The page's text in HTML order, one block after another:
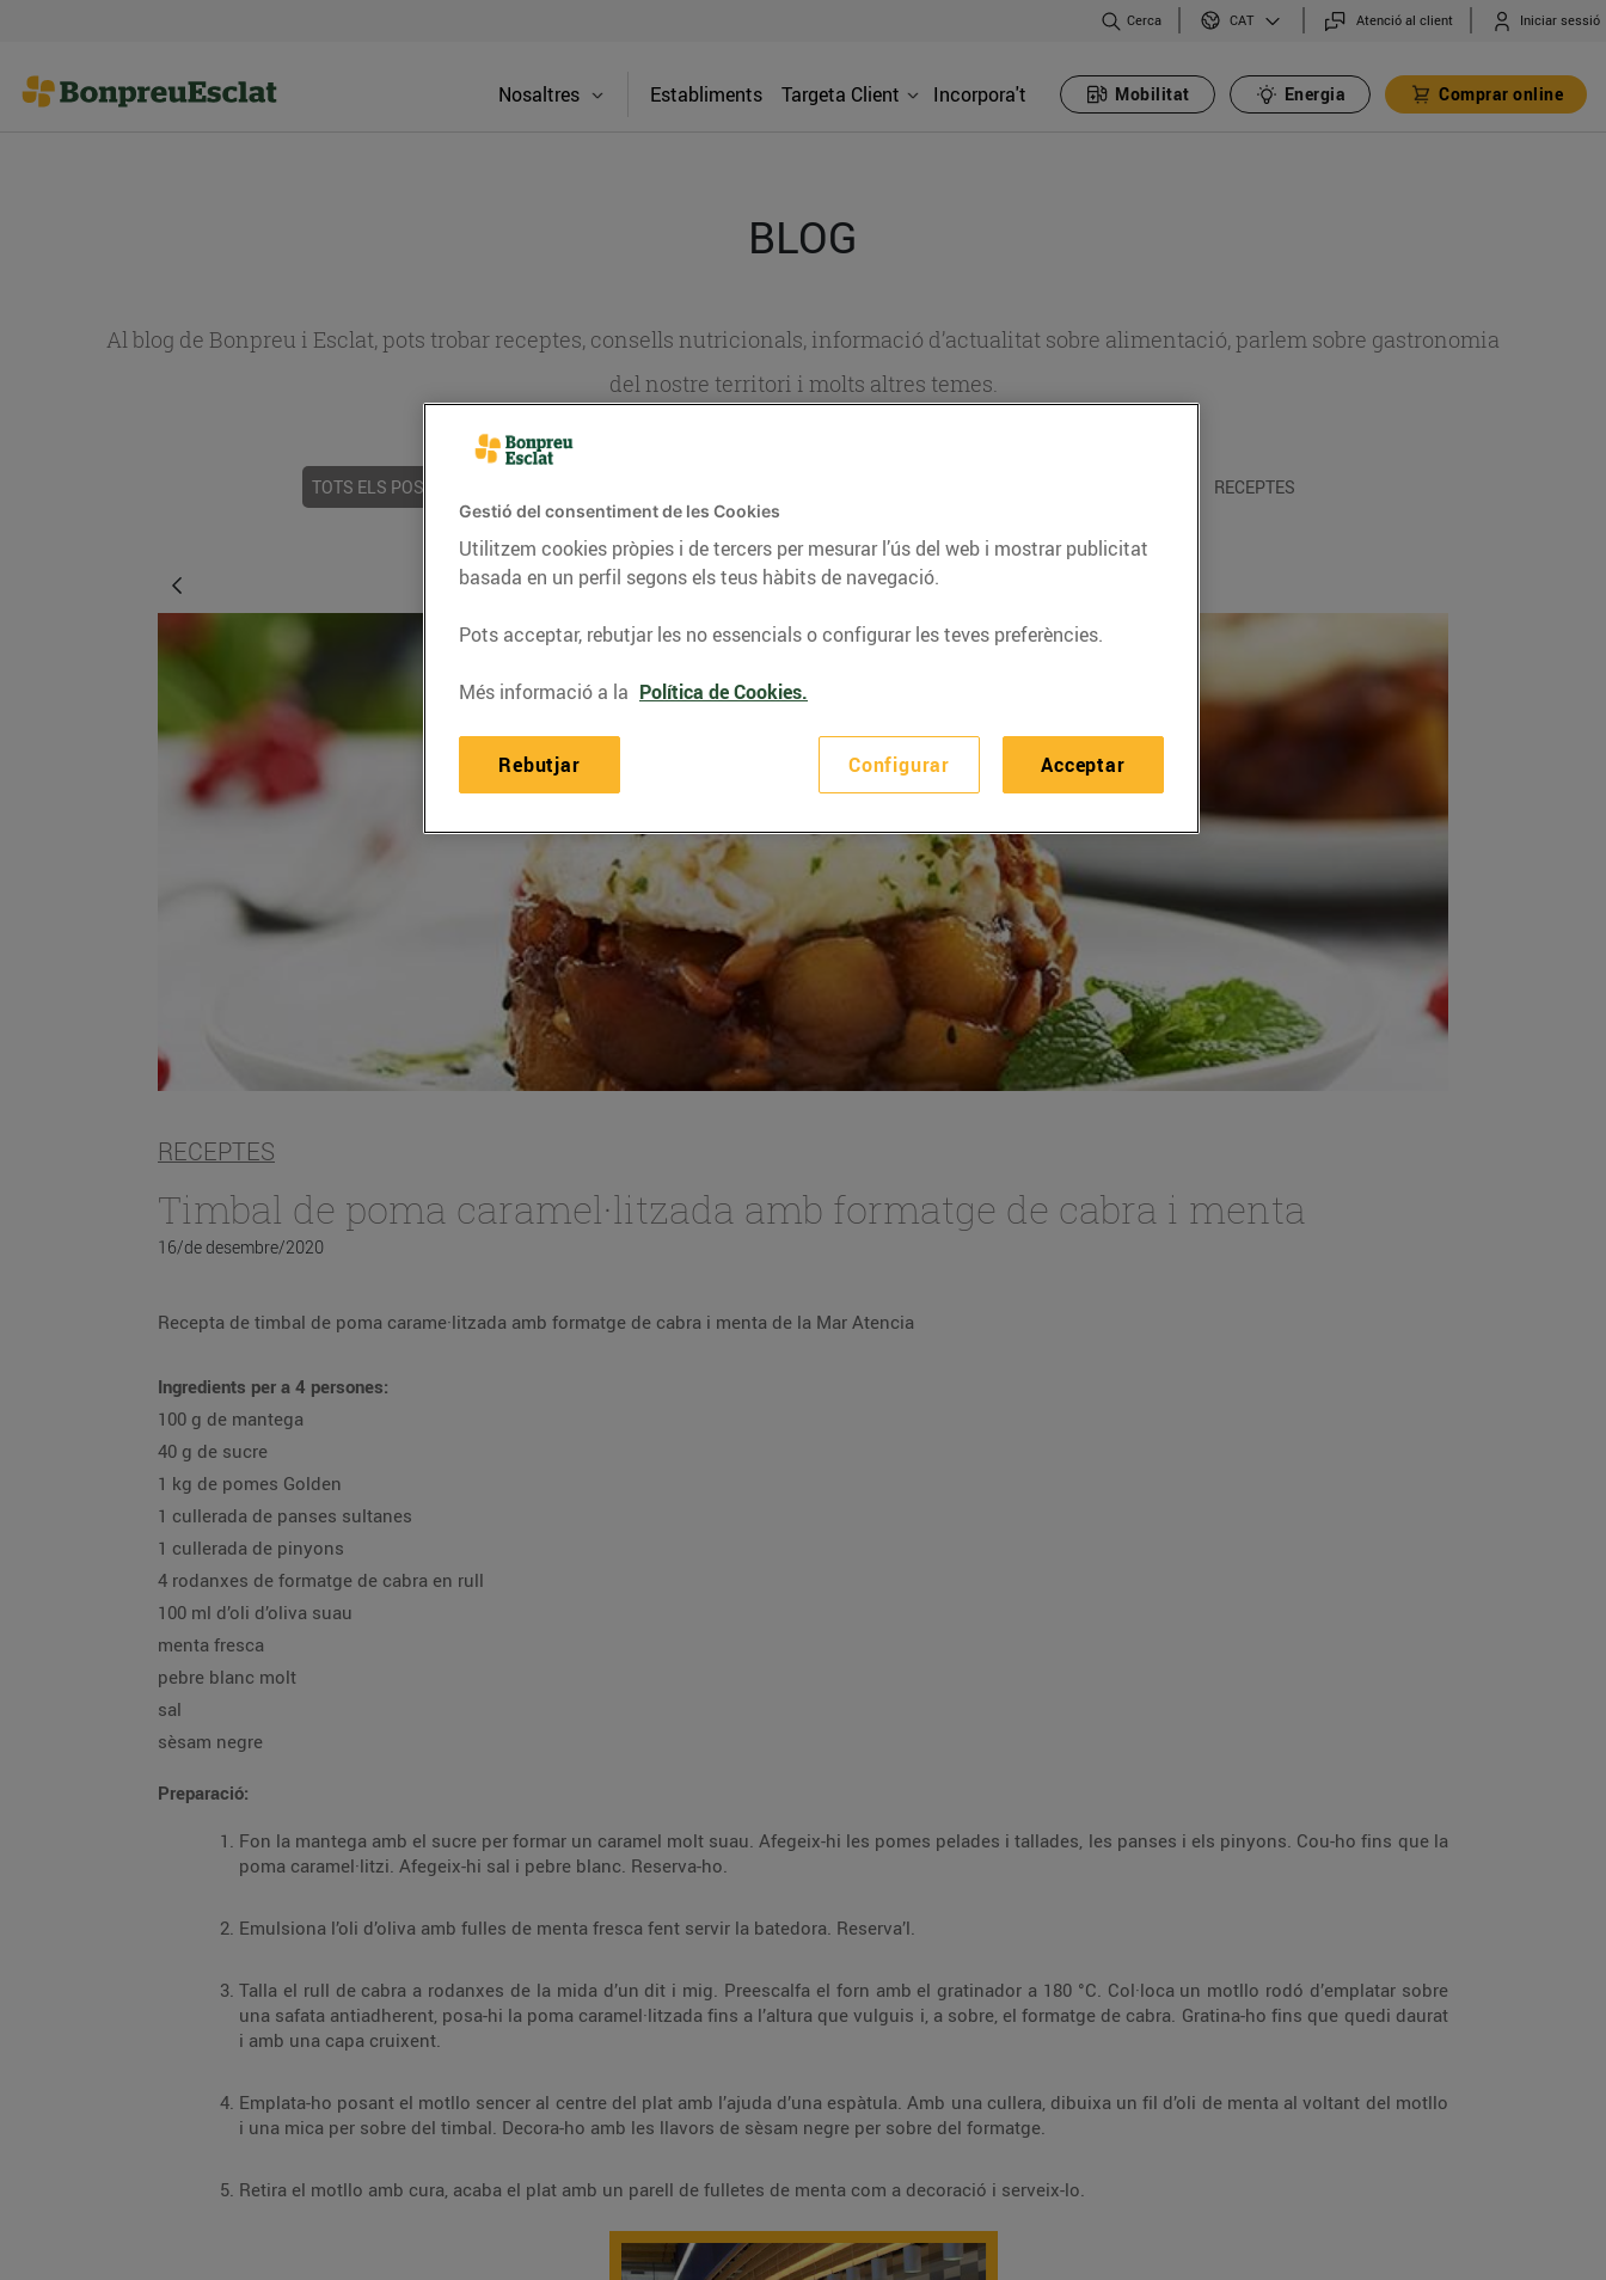
Cerca CAT Atenció al client Iniciar sessió
Nosaltres Establiments Targeta Client Incorpora't Mobilitat Energia Comprar online
BLOG
Al blog de Bonpreu i Esclat, pots trobar receptes, consells nutricionals, informació d’actualitat sobre alimentació, parlem sobre gastronomia
del nostre territori i molts altres temes.
TOTS ELS POSTS RECEPTES
RECEPTES
Timbal de poma caramel·litzada amb formatge de cabra i menta
16/de desembre/2020
Recepta de timbal de poma carame·litzada amb formatge de cabra i menta de la Mar Atencia
Ingredients per a 4 persones:
100 g de mantega
40 g de sucre
1 kg de pomes Golden
1 cullerada de panses sultanes
1 cullerada de pinyons
4 rodanxes de formatge de cabra en rull
100 ml d’oli d’oliva suau
menta fresca
pebre blanc molt
sal
sèsam negre
Preparació:
Fon la mantega amb el sucre per formar un caramel molt suau. Afegeix-hi les pomes pelades i tallades, les panses i els pinyons. Cou-ho fins que la
poma caramel·litzi. Afegeix-hi sal i pebre blanc. Reserva-ho.
Emulsiona l’oli d’oliva amb fulles de menta fresca fent servir la batedora. Reserva’l.
Talla el rull de cabra a rodanxes de la mida d’un dit i mig. Preescalfa el forn amb el gratinador a 180 °C. Col·loca un motllo rodó d’emplatar sobre
una safata antiadherent, posa-hi la poma caramel·litzada fins a l’altura que vulguis i, a sobre, el formatge de cabra. Gratina-ho fins que quedi daurat
i amb una capa cruixent.
Emplata-ho posant el motllo sencer al centre del plat amb l’ajuda d’una espàtula. Amb una cullera, dibuixa un fil d’oli de menta al voltant del motllo
i una mica per sobre del timbal. Decora-ho amb les llavors de sèsam negre per sobre del formatge.
Retira el motllo amb cura, acaba el plat amb un parell de fulletes de menta com a decoració i serveix-lo.
Gestió del consentiment de les Cookies
Utilitzem cookies pròpies i de tercers per mesurar l’ús del web i mostrar publicitat
basada en un perfil segons els teus hàbits de navegació.
Pots acceptar, rebutjar les no essencials o configurar les teves preferències.
Més informació a la Política de Cookies.
Configurar
Rebutjar Acceptar